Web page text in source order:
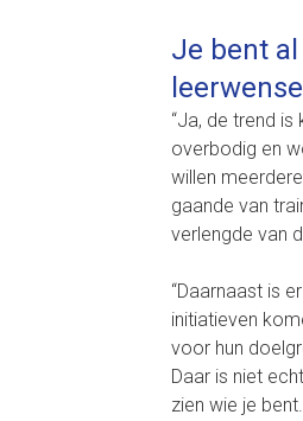
Je bent
“Ja, de trend
overbodig en
willen
gaande van
verlengde van
“Daarnaast is
initiatieven
voor hun
Daar is niet
zien wie je